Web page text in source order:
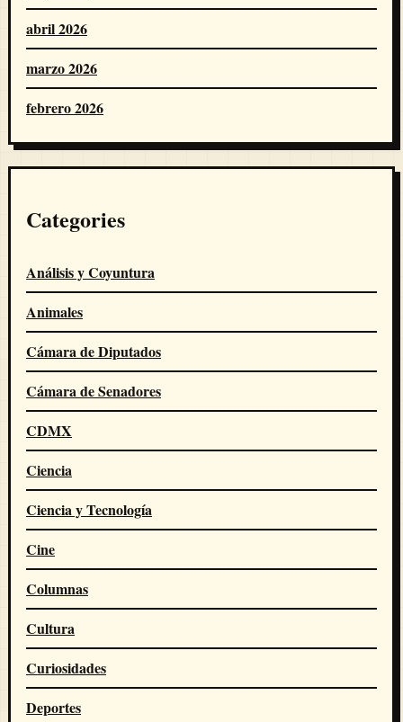
abril 2026
marzo 2026
febrero 2026
Categories
Análisis y Coyuntura
Animales
Cámara de Diputados
Cámara de Senadores
CDMX
Ciencia
Ciencia y Tecnología
Cine
Columnas
Cultura
Curiosidades
Deportes